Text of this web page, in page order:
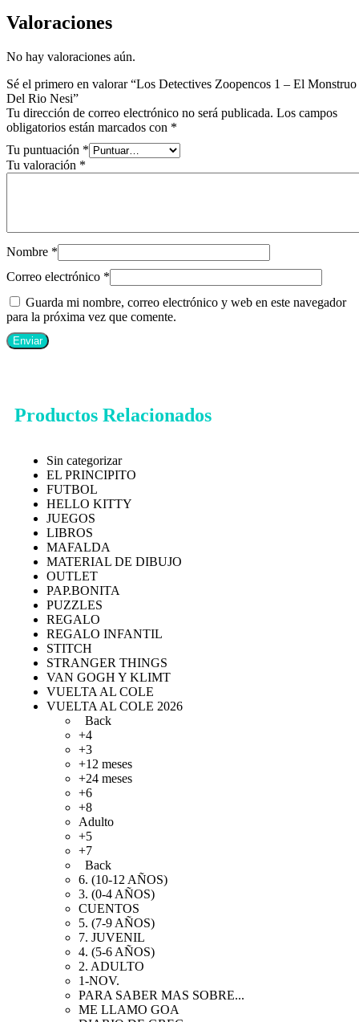
Valoraciones
No hay valoraciones aún.
Sé el primero en valorar “Los Detectives Zoopencos 1 – El Monstruo
Del Rio Nesi”
Tu dirección de correo electrónico no será publicada. Los campos
obligatorios están marcados con *
Tu puntuación *
Tu valoración *
Nombre *
Correo electrónico *
Guarda mi nombre, correo electrónico y web en este navegador
para la próxima vez que comente.
Productos Relacionados
Sin categorizar
EL PRINCIPITO
FUTBOL
HELLO KITTY
JUEGOS
LIBROS
MAFALDA
MATERIAL DE DIBUJO
OUTLET
PAP.BONITA
PUZZLES
REGALO
REGALO INFANTIL
STITCH
STRANGER THINGS
VAN GOGH Y KLIMT
VUELTA AL COLE
VUELTA AL COLE 2026
Back
+4
+3
+12 meses
+24 meses
+6
+8
Adulto
+5
+7
Back
6. (10-12 AÑOS)
3. (0-4 AÑOS)
CUENTOS
5. (7-9 AÑOS)
7. JUVENIL
4. (5-6 AÑOS)
2. ADULTO
1-NOV.
PARA SABER MAS SOBRE...
ME LLAMO GOA